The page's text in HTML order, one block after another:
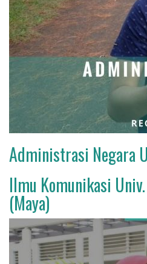
Administrasi Negara
Ilmu Komunikasi
(Maya)